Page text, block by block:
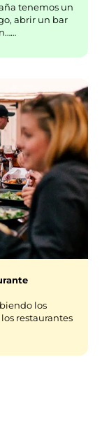
tenemos un
abrir un bar
los
restaurantes